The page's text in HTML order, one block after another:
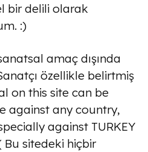
bir delili olarak
:)
amaç dışında
özellikle belirtmiş
on this site can be
against any country,
against TURKEY
Bu sitedeki hiçbir